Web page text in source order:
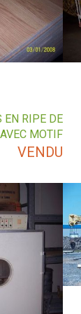
EN RIPE DE
MOTIF
VENDU